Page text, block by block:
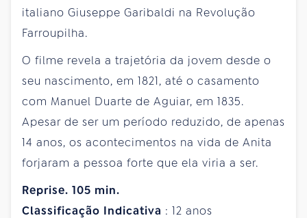
italiano Giuseppe Garibaldi na Revolução
Farroupilha.
O filme revela a trajetória da jovem desde o
seu nascimento, em 1821, até o casamento
com Manuel Duarte de Aguiar, em 1835.
Apesar de ser um período reduzido, de apenas
14 anos, os acontecimentos na vida de Anita
forjaram a pessoa forte que ela viria a ser.
Reprise. 105 min.
Classificação Indicativa : 12 anos